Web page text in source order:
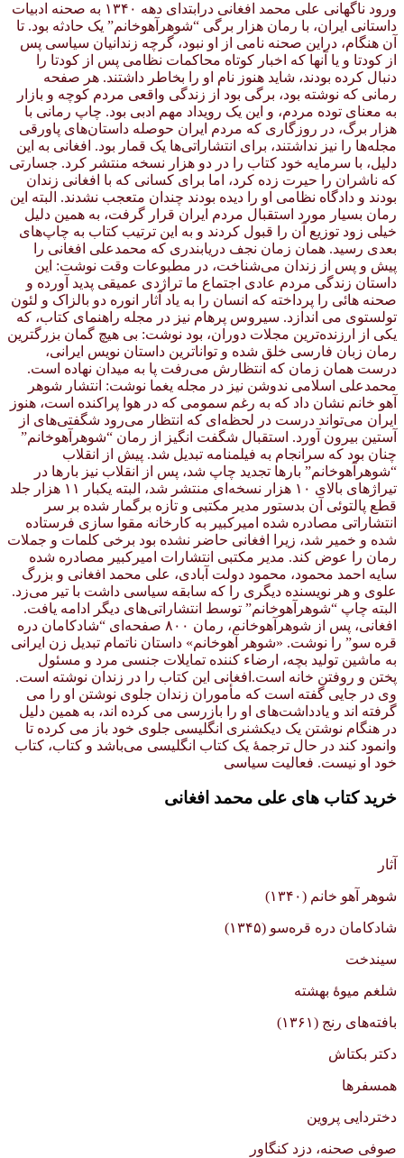
ورود ناگهانی علی محمد افغانی درابتدای دهه ۱۳۴۰ به صحنه ادبیات
داستانی ایران، با رمان هزار برگی “شوهرآهوخانم” یک حادثه بود. تا
آن هنگام، دراین صحنه نامی از او نبود، گرچه زندانیان سیاسی پس
از کودتا و یا آنها که اخبار کوتاه محاکمات نظامی پس از کودتا را
دنبال کرده بودند، شاید هنوز نام او را بخاطر داشتند. هر صفحه
رمانی که نوشته بود، برگی بود از زندگی واقعی مردم کوچه و بازار
به معنای توده مردم، و این یک رویداد مهم ادبی بود. چاپ رمانی با
هزار برگ، در روزگاری که مردم ایران حوصله داستان‌های پاورقی
مجله‌ها را نیز نداشتند، برای انتشاراتی‌ها یک قمار بود. افغانی به این
دلیل، با سرمایه خود کتاب را در دو هزار نسخه منتشر کرد. جسارتی
که ناشران را حیرت زده کرد، اما برای کسانی که با افغانی زندان
بودند و دادگاه نظامی او را دیده بودند چندان متعجب نشدند. البته این
رمان بسیار مورد استقبال مردم ایران قرار گرفت، به همین دلیل
خیلی زود توزیع آن را قبول کردند و به این ترتیب کتاب به چاپ‌های
بعدی رسید. همان زمان نجف دریابندری که محمدعلی افغانی را
پیش و پس از زندان می‌شناخت، در مطبوعات وقت نوشت: این
داستان زندگی مردم عادی اجتماع ما تراژدی عمیقی پدید آورده و
صحنه هائی را پرداخته که انسان را به یاد آثار انوره دو بالزاک و لئون
تولستوی می اندازد. سیروس پرهام نیز در مجله راهنمای کتاب، که
یکی از ارزنده‌ترین مجلات دوران، بود نوشت: بی هیچ گمان بزرگترین
رمان زبان فارسی خلق شده و تواناترین داستان نویس ایرانی،
درست همان زمان که انتظارش می‌رفت پا به میدان نهاده است.
محمدعلی اسلامی ندوشن نیز در مجله یغما نوشت: انتشار شوهر
آهو خانم نشان داد که به رغم سمومی که در هوا پراکنده است، هنوز
ایران می‌تواند درست در لحظه‌ای که انتظار می‌رود شگفتی‌های از
آستین بیرون آورد. استقبال شگفت انگیز از رمان “شوهرآهوخانم”
چنان بود که سرانجام به فیلمنامه تبدیل شد. پیش از انقلاب
“شوهرآهوخانم” بارها تجدید چاپ شد، پس از انقلاب نیز بارها در
تیراژهای بالای ۱۰ هزار نسخه‌ای منتشر شد، البته یکبار ۱۱ هزار جلد
قطع پالتوئی آن بدستور مدیر مکتبی و تازه برگمار شده بر سر
انتشاراتی مصادره شده امیرکبیر به کارخانه مقوا سازی فرستاده
شده و خمیر شد، زیرا افغانی حاضر نشده بود برخی کلمات و جملات
رمان را عوض کند. مدیر مکتبی انتشارات امیرکبیر مصادره شده
سایه احمد محمود، محمود دولت آبادی، علی محمد افغانی و بزرگ
علوی و هر نویسنده دیگری را که سابقه سیاسی داشت با تیر می‌زد.
البته چاپ “شوهرآهوخانم” توسط انتشاراتی‌های دیگر ادامه یافت.
افغانی، پس از شوهرآهوخانم، رمان ۸۰۰ صفحه‌ای “شادکامان دره
قره سو” را نوشت. «شوهر آهوخانم» داستان ناتمام تبدیل زن ایرانی
به ماشین تولید بچه، ارضاء کننده تمایلات جنسی مرد و مسئول
پختن و روفتن خانه است.افغانی این کتاب را در زندان نوشته است.
وی در جایی گفته است که مأموران زندان جلوی نوشتن او را می
گرفته اند و یادداشت‌های او را بازرسی می کرده اند، به همین دلیل
در هنگام نوشتن یک دیکشنری انگلیسی جلوی خود باز می کرده تا
وانمود کند در حال ترجمهٔ یک کتاب انگلیسی می‌باشد و کتاب، کتاب
خود او نیست. فعالیت سیاسی
خرید کتاب های علی محمد افغانی
آثار
شوهر آهو خانم (۱۳۴۰)
شادکامان دره قره‌سو (۱۳۴۵)
سیندخت
شلغم میوهٔ بهشته
بافته‌های رنج (۱۳۶۱)
دکتر بکتاش
همسفرها
دختردایی پروین
صوفی صحنه، دزد کنگاور